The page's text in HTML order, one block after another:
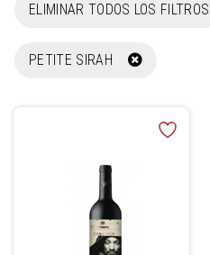
ELIMINAR TODOS LOS FILTROS
PETITE SIRAH